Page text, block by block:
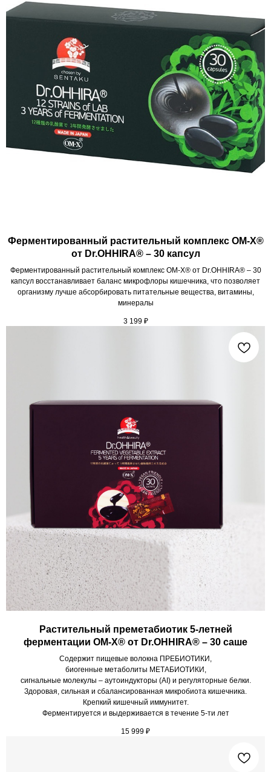
Ферментированный растительный комплекс OM-X®
от Dr.OHHIRA® – 30 капсул
Ферментированный растительный комплекс OM-X® от Dr.OHHIRA® – 30
капсул восстанавливает баланс микрофлоры кишечника, что позволяет
организму лучше абсорбировать питательные вещества, витамины,
минералы
3 199 ₽
Растительный преметабиотик 5-летней
ферментации ОМ-Х® от Dr.OHHIRA® – 30 саше
Cодержит пищевые волокна ПРЕБИОТИКИ,
биогенные метаболиты МЕТАБИОТИКИ,
сигнальные молекулы – аутоиндукторы (АI) и регуляторные белки.
Здоровая, сильная и сбалансированная микробиота кишечника.
Крепкий кишечный иммунитет.
Ферментируется и выдерживается в течение 5-ти лет
15 999 ₽